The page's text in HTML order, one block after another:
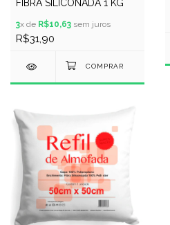
FIBRA SILICONADA 1 KG
3x de R$10,63 sem juros
R$31,90